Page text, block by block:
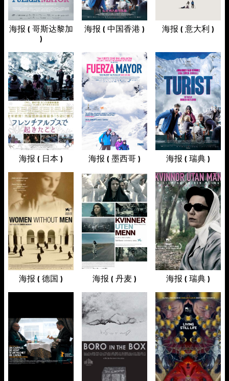
海报 ( 哥斯达黎加
)
海报 ( 中国香港 ) 海报 ( 意大利 )
海报 ( 日本 ) 海报 ( 墨西哥 ) 海报 ( 瑞典 )
海报 ( 德国 ) 海报 ( 丹麦 ) 海报 ( 瑞典 )